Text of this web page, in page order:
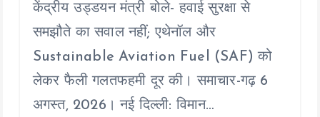
ce
b
o
o
k
tt
er
ai
l
at
s
A
p
p
p
y
Li
n
k
a
re
केंद्रीय उड्डयन मंत्री बोले- हवाई सुरक्षा से
समझौते का सवाल नहीं; एथेनॉल और
Sustainable Aviation Fuel (SAF) को
लेकर फैली गलतफहमी दूर की। समाचार-गढ़ 6
अगस्त, 2026। नई दिल्ली: विमान…